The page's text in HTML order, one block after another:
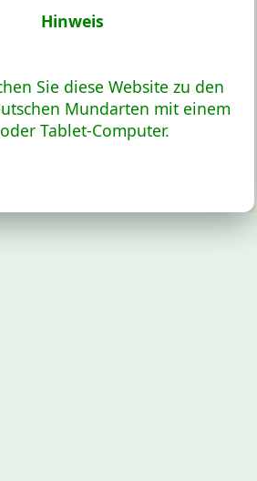
Hinweis
Sie diese Website zu den
Mundarten mit einem
Tablet-Computer.